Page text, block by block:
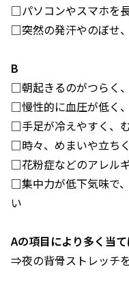
□パソコンやスマホを
□突然の発汗やのぼせ
B
□朝起きるのがつらく
□慢性的に血圧が低く
□手足が冷えやすく、
□時々、めまいや立ち
□花粉症などのアレル
□集中力が低下気味で
い
Aの項目により多く当
⇒夜の背骨ストレッチ